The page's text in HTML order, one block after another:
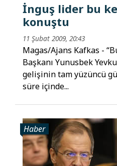
İnguş lider bu
konuştu
11 Şubat 2009, 20:43
Magas/Ajans Kafkas -
Başkanı Yunusbek
gelişinin tam yüzüncü
süre içinde...
Haber